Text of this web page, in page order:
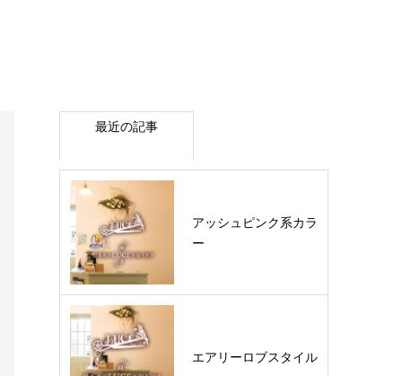
最近の記事
アッシュピンク系カラ
ー
エアリーロブスタイル